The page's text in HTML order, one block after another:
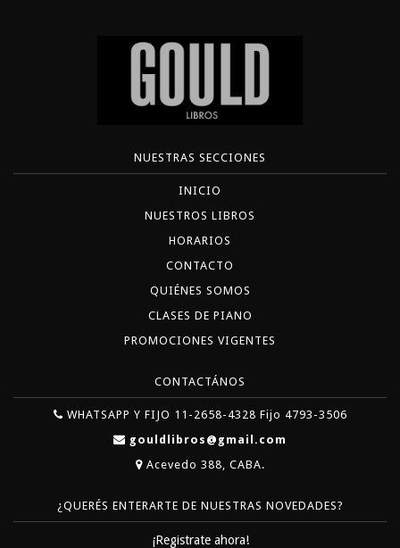
NUESTRAS SECCIONES
INICIO
NUESTROS LIBROS
HORARIOS
CONTACTO
QUIÉNES SOMOS
CLASES DE PIANO
PROMOCIONES VIGENTES
CONTACTÁNOS
WHATSAPP Y FIJO 11-2658-4328 Fijo 4793-3506
gouldlibros@gmail.com
Acevedo 388, CABA.
¿QUERÉS ENTERARTE DE NUESTRAS NOVEDADES?
¡Registrate ahora!